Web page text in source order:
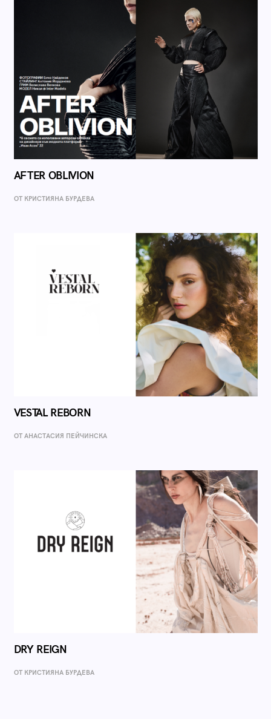
AFTER OBLIVION
ОТ КРИСТИЯНА БУРДЕВА
VESTAL REBORN
ОТ AНАСТАСИЯ ПЕЙЧИНСКА
DRY REIGN
ОТ КРИСТИЯНА БУРДЕВА